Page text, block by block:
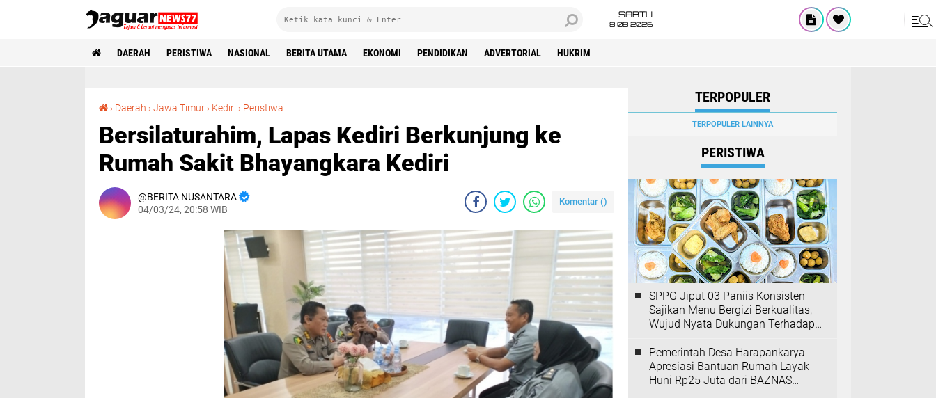
SABTU
8 08 2026
DAERAH PERISTIWA NASIONAL BERITA UTAMA EKONOMI PENDIDIKAN ADVERTORIAL HUKRIM
› Daerah ›Jawa Timur › Kediri › Peristiwa
Bersilaturahim, Lapas Kediri Berkunjung ke
Rumah Sakit Bhayangkara Kediri
BERITA NUSANTARA
04/03/24, 20:58 WIB
Komentar ()
TERPOPULER
TERPOPULER LAINNYA
PERISTIWA
SPPG Jiput 03 Paniis Konsisten
Sajikan Menu Bergizi Berkualitas,
Wujud Nyata Dukungan Terhadap
Pemerintah Desa Harapankarya
Apresiasi Bantuan Rumah Layak
Huni Rp25 Juta dari BAZNAS